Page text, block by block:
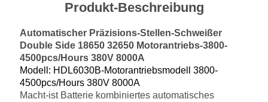
Produkt-Beschreibung
Automatischer Präzisions-Stellen-Schweißer
Double Side 18650 32650 Motorantriebs-3800-
4500pcs/Hours 380V 8000A
Modell: HDL6030B-Motorantriebsmodell 3800-
4500pcs/Hours 380V 8000A
Macht-ist Batterie kombiniertes automatisches